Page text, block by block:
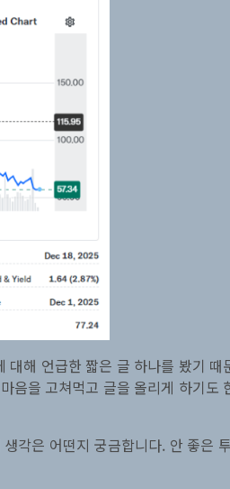
해 언급한 짧은 글 하나를 봤기 때
음을 고쳐먹고 글을 올리게 하기도
각은 어떤지 궁금합니다. 안 좋은